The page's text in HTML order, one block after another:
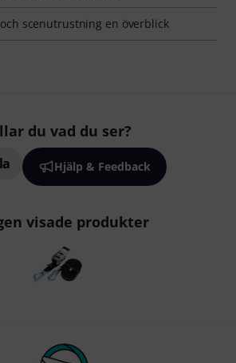
scenutrustning en överblick
du vad du ser?
Hjälp & Feedback
visade produkter